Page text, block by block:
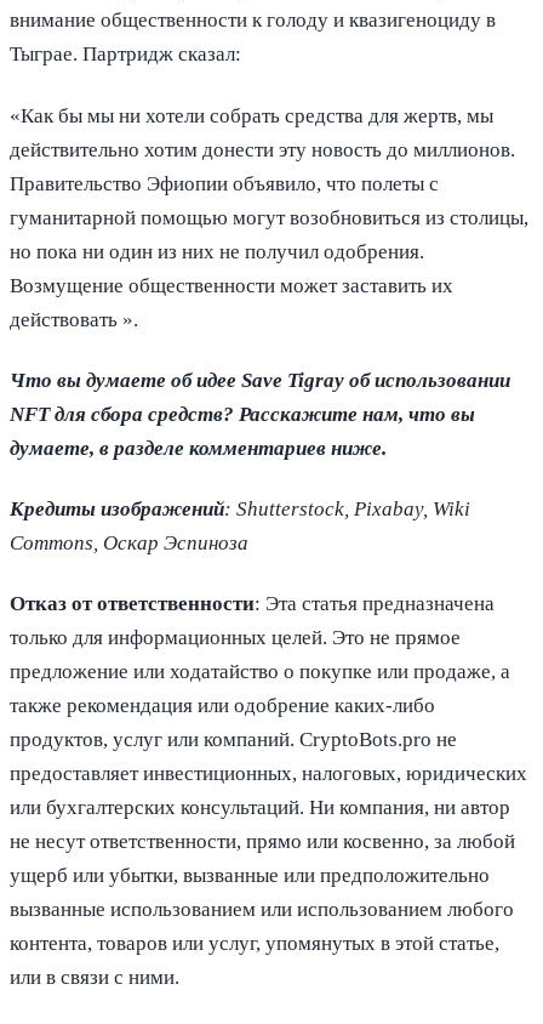
внимание общественности к голоду и квазигеноциду в
Тыграе. Партридж сказал:
«Как бы мы ни хотели собрать средства для жертв, мы
действительно хотим донести эту новость до миллионов.
Правительство Эфиопии объявило, что полеты с
гуманитарной помощью могут возобновиться из столицы,
но пока ни один из них не получил одобрения.
Возмущение общественности может заставить их
действовать ».
Что вы думаете об идее Save Tigray об использовании
NFT для сбора средств? Расскажите нам, что вы
думаете, в разделе комментариев ниже.
Кредиты изображений: Shutterstock, Pixabay, Wiki
Commons, Оскар Эспиноза
Отказ от ответственности: Эта статья предназначена
только для информационных целей. Это не прямое
предложение или ходатайство о покупке или продаже, а
также рекомендация или одобрение каких-либо
продуктов, услуг или компаний. CryptoBots.pro не
предоставляет инвестиционных, налоговых, юридических
или бухгалтерских консультаций. Ни компания, ни автор
не несут ответственности, прямо или косвенно, за любой
ущерб или убытки, вызванные или предположительно
вызванные использованием или использованием любого
контента, товаров или услуг, упомянутых в этой статье,
или в связи с ними.